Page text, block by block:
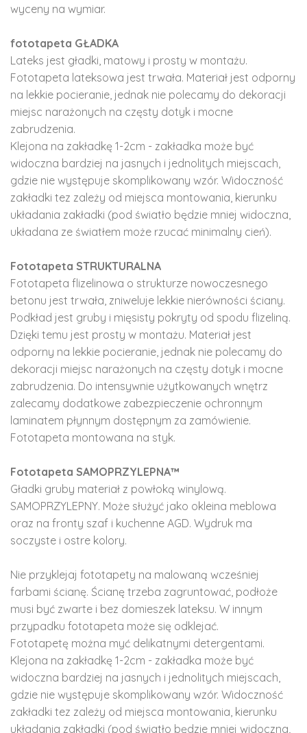
wyceny na wymiar.
fototapeta GŁADKA
Lateks jest gładki, matowy i prosty w montażu.
Fototapeta lateksowa jest trwała. Materiał jest odporny
na lekkie pocieranie, jednak nie polecamy do dekoracji
miejsc narażonych na częsty dotyk i mocne
zabrudzenia.
Klejona na zakładkę 1-2cm - zakładka może być
widoczna bardziej na jasnych i jednolitych miejscach,
gdzie nie występuje skomplikowany wzór. Widoczność
zakładki tez zależy od miejsca montowania, kierunku
układania zakładki (pod światło będzie mniej widoczna,
układana ze światłem może rzucać minimalny cień).
Fototapeta STRUKTURALNA
Fototapeta flizelinowa o strukturze nowoczesnego
betonu jest trwała, zniweluje lekkie nierówności ściany.
Podkład jest gruby i mięsisty pokryty od spodu flizeliną.
Dzięki temu jest prosty w montażu. Materiał jest
odporny na lekkie pocieranie, jednak nie polecamy do
dekoracji miejsc narażonych na częsty dotyk i mocne
zabrudzenia. Do intensywnie użytkowanych wnętrz
zalecamy dodatkowe zabezpieczenie ochronnym
laminatem płynnym dostępnym za zamówienie.
Fototapeta montowana na styk.
Fototapeta SAMOPRZYLEPNA™
Gładki gruby materiał z powłoką winylową.
SAMOPRZYLEPNY. Może służyć jako okleina meblowa
oraz na fronty szaf i kuchenne AGD. Wydruk ma
soczyste i ostre kolory.
Nie przyklejaj fototapety na malowaną wcześniej
farbami ścianę. Ścianę trzeba zagruntować, podłoże
musi być zwarte i bez domieszek lateksu. W innym
przypadku fototapeta może się odklejać.
Fototapetę można myć delikatnymi detergentami.
Klejona na zakładkę 1-2cm - zakładka może być
widoczna bardziej na jasnych i jednolitych miejscach,
gdzie nie występuje skomplikowany wzór. Widoczność
zakładki tez zależy od miejsca montowania, kierunku
układania zakładki (pod światło będzie mniej widoczna,